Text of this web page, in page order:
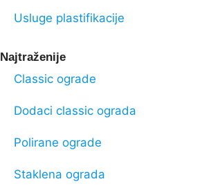
Usluge plastifikacije
Najtraženije
Classic ograde
Dodaci classic ograda
Polirane ograde
Staklena ograda